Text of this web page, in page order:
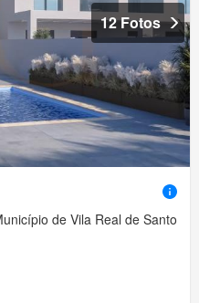
12 Fotos
de Vila Real de Santo